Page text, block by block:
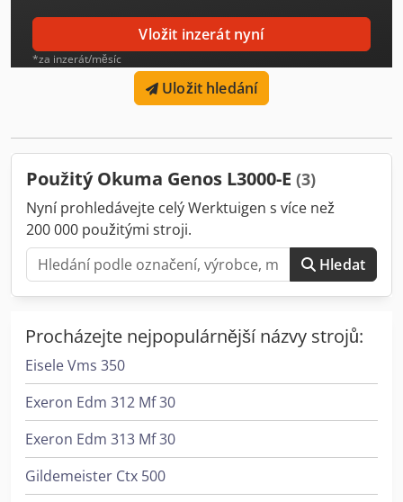
Vložit inzerát nyní
*za inzerát/měsíc
Uložit hledání
Použitý Okuma Genos L3000-E (3)
Nyní prohledávejte celý Werktuigen s více než
200 000 použitými stroji.
Hledat
Procházejte nejpopulárnější názvy strojů:
Eisele Vms 350
Exeron Edm 312 Mf 30
Exeron Edm 313 Mf 30
Gildemeister Ctx 500